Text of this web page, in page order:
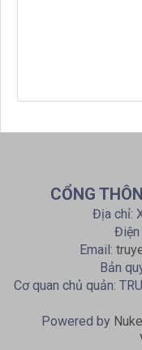
CỔNG
Địa chỉ:
Điện
Email:
Bản
Cơ quan chủ quản:
Powered by